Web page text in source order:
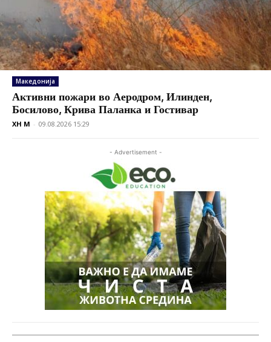
Македонија
Активни пожари во Аеродром, Илинден,
Босилово, Крива Паланка и Гостивар
XH M - 09.08.2026 15:29
- Advertisement -